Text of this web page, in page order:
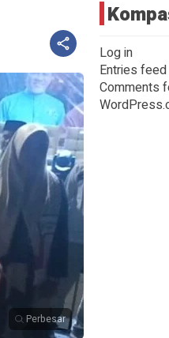
Perbesar
Log in
Entries feed
Comments